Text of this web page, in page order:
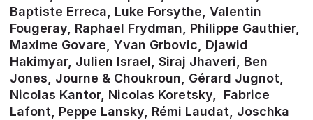
Baptiste Erreca, Luke Forsythe, Valentin
Fougeray, Raphael Frydman, Philippe Gauthier,
Maxime Govare, Yvan Grbovic, Djawid
Hakimyar, Julien Israel, Siraj Jhaveri, Ben
Jones, Journe & Choukroun, Gérard Jugnot,
Nicolas Kantor, Nicolas Koretsky, Fabrice
Lafont, Peppe Lansky, Rémi Laudat, Joschka